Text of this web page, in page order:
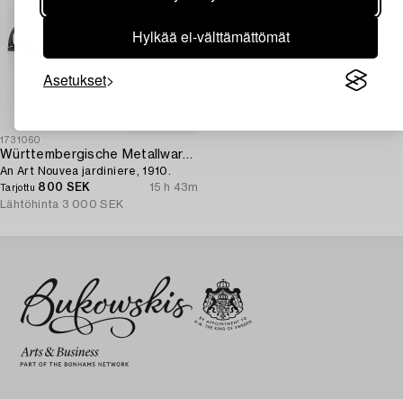
Hylkää ei-välttämättömät
Asetukset
1731060
Württembergische Metallwarenfabrik (WMF)
An Art Nouvea jardiniere, 1910.
Tarjottu 800 SEK
15 h 43m
Lähtöhinta 3 000 SEK